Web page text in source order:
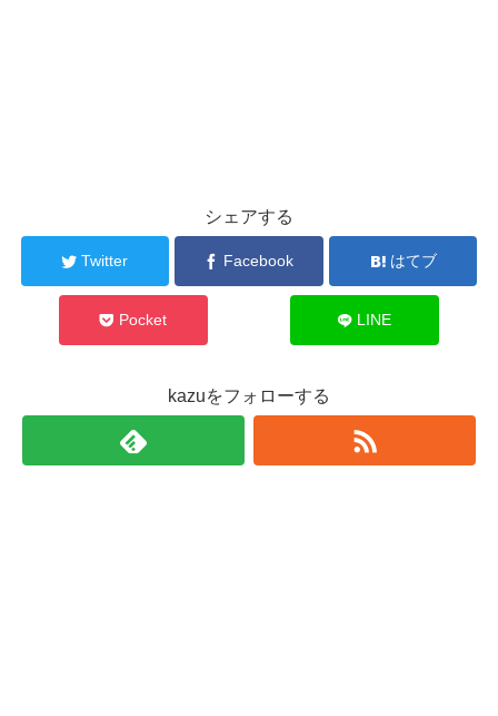
シェアする
Twitter Facebook はてブ
Pocket LINE
kazuをフォローする